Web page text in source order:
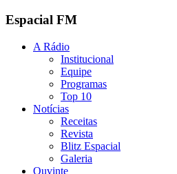
Espacial FM
A Rádio
Institucional
Equipe
Programas
Top 10
Notícias
Receitas
Revista
Blitz Espacial
Galeria
Ouvinte